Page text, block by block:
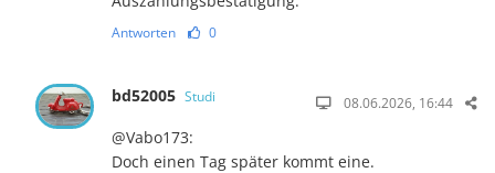
Antworten 0
bd52005 Studi 08.06.2026, 16:44
@Vabo173:
Doch einen Tag später kommt eine.